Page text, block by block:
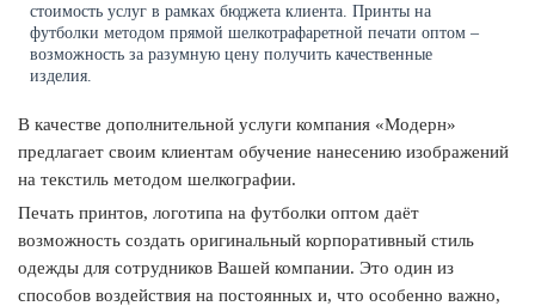
стоимость услуг в рамках бюджета клиента. Принты на
футболки методом прямой шелкотрафаретной печати оптом –
возможность за разумную цену получить качественные
изделия.
В качестве дополнительной услуги компания «Модерн»
предлагает своим клиентам обучение нанесению изображений
на текстиль методом шелкографии.
Печать принтов, логотипа на футболки оптом даёт
возможность создать оригинальный корпоративный стиль
одежды для сотрудников Вашей компании. Это один из
способов воздействия на постоянных и, что особенно важно,